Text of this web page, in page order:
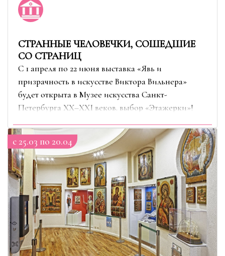
СТРАННЫЕ ЧЕЛОВЕЧКИ, СОШЕДШИЕ
СО СТРАНИЦ
С 1 апреля по 22 июня выставка «Явь и
призрачность в искусстве Виктора Вильнера»
будет открыта в Музее искусства Санкт-
Петербурга XX–XXI веков. выбор «Этажерки»!
c 25.03 по 20.04